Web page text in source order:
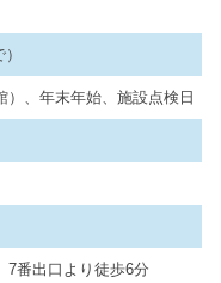
）、年末年始、施設点検日
番出口より徒歩6分